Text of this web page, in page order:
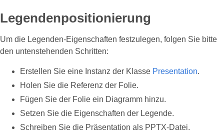
Legendenpositionierung
Um die Legenden‑Eigenschaften festzulegen, folgen Sie bitte
den untenstehenden Schritten:
Erstellen Sie eine Instanz der Klasse Presentation.
Holen Sie die Referenz der Folie.
Fügen Sie der Folie ein Diagramm hinzu.
Setzen Sie die Eigenschaften der Legende.
Schreiben Sie die Präsentation als PPTX‑Datei.